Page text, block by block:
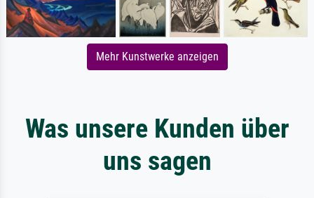
Mehr Kunstwerke anzeigen
Was unsere Kunden über
uns sagen